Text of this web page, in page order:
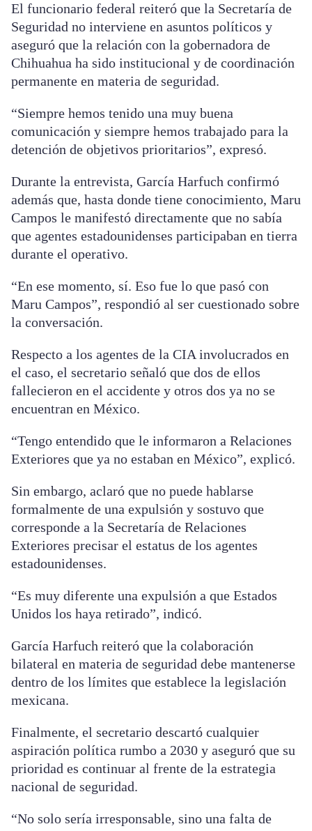
El funcionario federal reiteró que la Secretaría de
Seguridad no interviene en asuntos políticos y
aseguró que la relación con la gobernadora de
Chihuahua ha sido institucional y de coordinación
permanente en materia de seguridad.
“Siempre hemos tenido una muy buena
comunicación y siempre hemos trabajado para la
detención de objetivos prioritarios”, expresó.
Durante la entrevista, García Harfuch confirmó
además que, hasta donde tiene conocimiento, Maru
Campos le manifestó directamente que no sabía
que agentes estadounidenses participaban en tierra
durante el operativo.
“En ese momento, sí. Eso fue lo que pasó con
Maru Campos”, respondió al ser cuestionado sobre
la conversación.
Respecto a los agentes de la CIA involucrados en
el caso, el secretario señaló que dos de ellos
fallecieron en el accidente y otros dos ya no se
encuentran en México.
“Tengo entendido que le informaron a Relaciones
Exteriores que ya no estaban en México”, explicó.
Sin embargo, aclaró que no puede hablarse
formalmente de una expulsión y sostuvo que
corresponde a la Secretaría de Relaciones
Exteriores precisar el estatus de los agentes
estadounidenses.
“Es muy diferente una expulsión a que Estados
Unidos los haya retirado”, indicó.
García Harfuch reiteró que la colaboración
bilateral en materia de seguridad debe mantenerse
dentro de los límites que establece la legislación
mexicana.
Finalmente, el secretario descartó cualquier
aspiración política rumbo a 2030 y aseguró que su
prioridad es continuar al frente de la estrategia
nacional de seguridad.
“No solo sería irresponsable, sino una falta de